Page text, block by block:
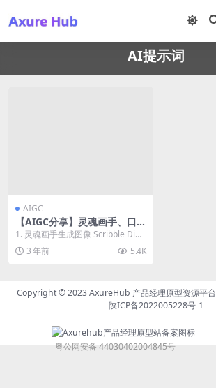
AI提示词
AIGC
【AIGC分享】灵魂画手、口语
转提示语、提示语辅助、AI工
具合集
1. 灵魂画手生成图像 Scribble Diffu
sion https://s...
3 年前 5.4K
Copyright © 2023AxureHub 产品经理原型资源平台
陕ICP备2022005228号-1
粤公网安备 44030402004845号